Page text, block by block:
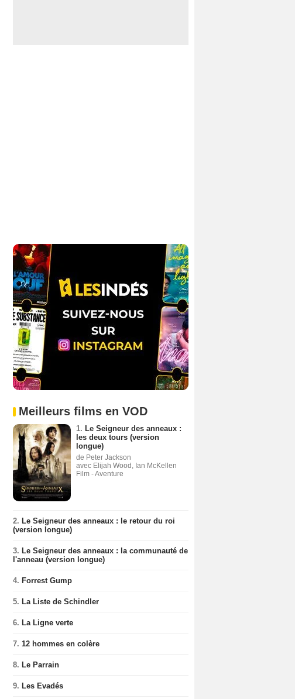
Meilleurs films en VOD
1. Le Seigneur des anneaux :
les deux tours (version
longue)
de Peter Jackson
avec Elijah Wood, Ian McKellen
Film - Aventure
2. Le Seigneur des anneaux : le retour du roi
(version longue)
3. Le Seigneur des anneaux : la communauté de
l'anneau (version longue)
4. Forrest Gump
5. La Liste de Schindler
6. La Ligne verte
7. 12 hommes en colère
8. Le Parrain
9. Les Evadés